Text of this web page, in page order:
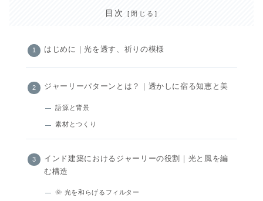
目次
はじめに｜光を透す、祈りの模様
ジャーリーパターンとは？｜透かしに宿る知恵と美
語源と背景
素材とつくり
インド建築におけるジャーリーの役割｜光と風を編
む構造
🌞 光を和らげるフィルター